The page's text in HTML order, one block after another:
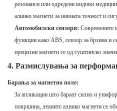
резонанси или одредени видови
алнико магнети за нивната точност и
Автомобилски сензори: Современите
функции како ABS, сензор за брзина и
прецизни магнети се од суштинско
4. Размислувања за
Барања за магнетно поле:
За апликации што бараат силно и
површина, леаните алнико магнети се